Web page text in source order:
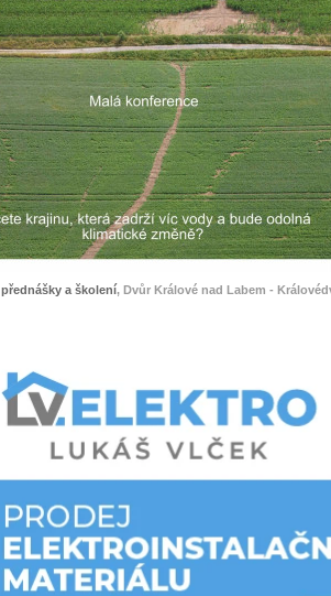
přednášky a školení, Dvůr Králové nad Labem -